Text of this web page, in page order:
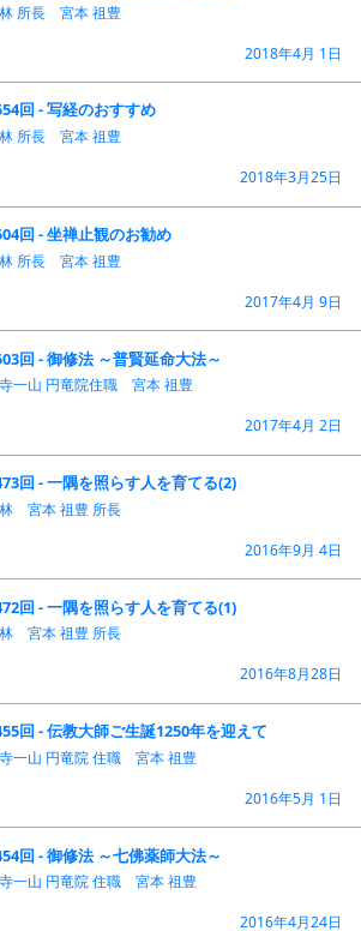
所長 宮本 祖豊
2018年4月 1日
回 - 写経のおすすめ
所長 宮本 祖豊
2018年3月25日
回 - 坐禅止観のお勧め
所長 宮本 祖豊
2017年4月 9日
回 - 御修法 ～普賢延命大法～
一山 円竜院住職 宮本 祖豊
2017年4月 2日
回 - 一隅を照らす人を育てる(2)
宮本 祖豊 所長
2016年9月 4日
回 - 一隅を照らす人を育てる(1)
宮本 祖豊 所長
2016年8月28日
回 - 伝教大師ご生誕1250年を迎えて
一山 円竜院 住職 宮本 祖豊
2016年5月 1日
回 - 御修法 ～七佛薬師大法～
一山 円竜院 住職 宮本 祖豊
2016年4月24日